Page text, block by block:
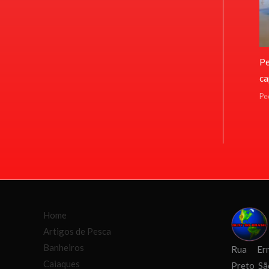
Home
Artigos de Pesca
Banheiros
Caiaques
Rua
Preto